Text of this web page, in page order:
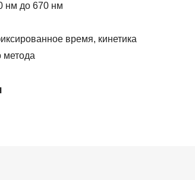
нм до 670 нм
время, кинетика
метода